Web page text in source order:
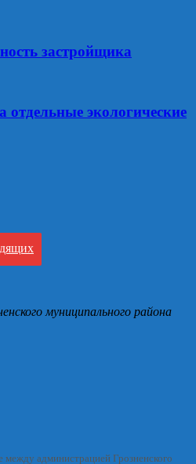
застройщика
экологические
муниципального района
между администрацией Грозненского